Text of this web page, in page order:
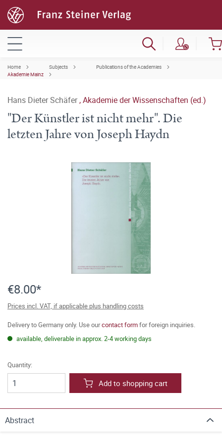
Home Subjects
Publications of the Academies
Akademie Mainz
Hans Dieter Schäfer,Akademie der Wissenschaften (ed.)
"Der Künstler ist nicht mehr". Die
letzten Jahre von Joseph Haydn
€8.00*
Prices incl. VAT, if applicable plus handling costs
Delivery to Germany only. Use ourcontact formfor foreign inquiries.
available, deliverable in approx. 2-4 working days
Quantity:
Add to shopping cart
Abstract